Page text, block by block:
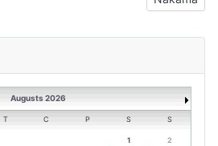
Augusts 2026
T C P S S
1 2